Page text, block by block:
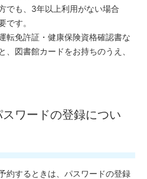
でも、3年以上利用がない場合
です。
転免許証・健康保険資格確認書な
、図書館カードをお持ちのうえ、
スワードの登録につい
約するときは、パスワードの登録